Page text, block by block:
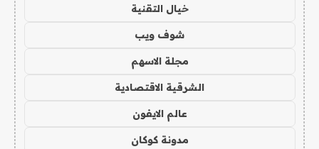
خيال التقنية
شوف ويب
مجلة الاسهم
الشرقية الاقتصادية
عالم الايفون
مدونة كوكان